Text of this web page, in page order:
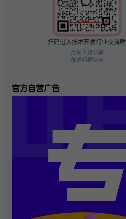
扫码进入技术开发行业交流群
行业干货分享
技术问题交流
官方自营广告